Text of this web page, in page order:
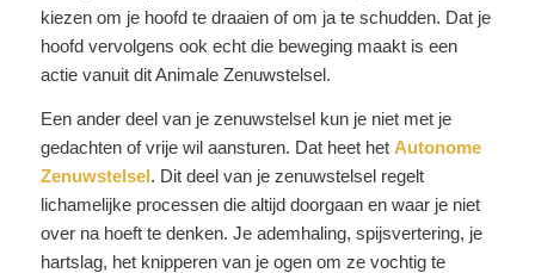
kiezen om je hoofd te draaien of om ja te schudden. Dat je
hoofd vervolgens ook echt die beweging maakt is een
actie vanuit dit Animale Zenuwstelsel.
Een ander deel van je zenuwstelsel kun je niet met je
gedachten of vrije wil aansturen. Dat heet het Autonome
Zenuwstelsel. Dit deel van je zenuwstelsel regelt
lichamelijke processen die altijd doorgaan en waar je niet
over na hoeft te denken. Je ademhaling, spijsvertering, je
hartslag, het knipperen van je ogen om ze vochtig te